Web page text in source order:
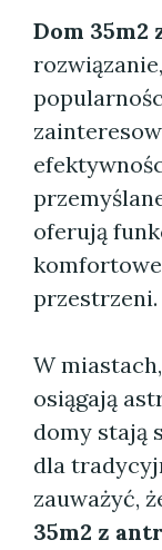
Dom 35m2
oferują
przestrzeni.
W
osiągają
domy stają
dla
zauważyć,
35m2 z